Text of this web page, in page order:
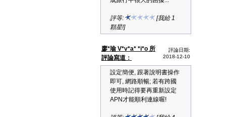
評等:
[我給 1
顆星!]
廖*瑜 V*v*a* *i*o 所
評論寫道：
評論日期:
2018-12-10
設定簡便, 跟著說明書操作
即可, 網路順暢; 若有跨國
使用時記得要再重新設定
APN才能順利連線喔!